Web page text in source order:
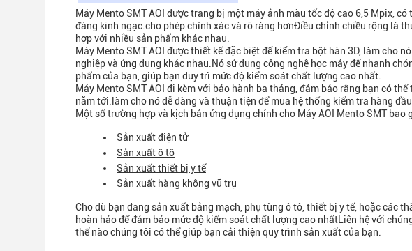
Máy Mento SMT AOI được trang bị một máy ảnh màu tốc độ cao 6,5 Mpix,
đáng kinh ngạc.cho phép chính xác và rõ ràng hơnĐiều chỉnh chiều rộng là
hợp với nhiều sản phẩm khác nhau.
Máy Mento SMT AOI được thiết kế đặc biệt để kiểm tra bột hàn 3D, làm cho
nghiệp và ứng dụng khác nhau.Nó sử dụng công nghệ học máy để nhanh
phẩm của bạn, giúp bạn duy trì mức độ kiểm soát chất lượng cao nhất.
Máy Mento SMT AOI đi kèm với bảo hành ba tháng, đảm bảo rằng bạn có
năm tới.làm cho nó dễ dàng và thuận tiện để mua hệ thống kiểm tra hàng đầu
Một số trường hợp và kịch bản ứng dụng chính cho Máy AOI Mento SMT bao
Sản xuất điện tử
Sản xuất ô tô
Sản xuất thiết bị y tế
Sản xuất hàng không vũ trụ
Cho dù bạn đang sản xuất bảng mạch, phụ tùng ô tô, thiết bị y tế, hoặc các
hoàn hảo để đảm bảo mức độ kiểm soát chất lượng cao nhấtLiên hệ với
thế nào chúng tôi có thể giúp bạn cải thiện quy trình sản xuất của bạn.